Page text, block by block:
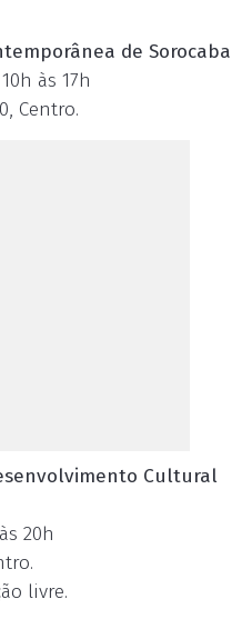
de Sorocaba
às 17h
Centro.
Cultural
20h
livre.